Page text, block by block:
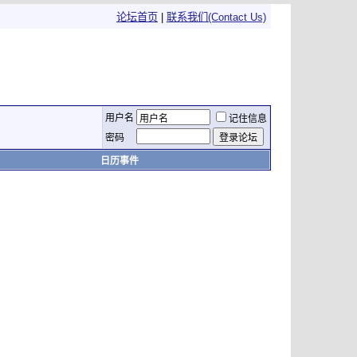
论坛首页 联系我们(Contact Us)
用户名
记住信息
密码
日历事件